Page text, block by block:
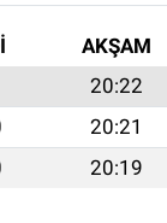
AKŞAM
20:22
20:21
20:19